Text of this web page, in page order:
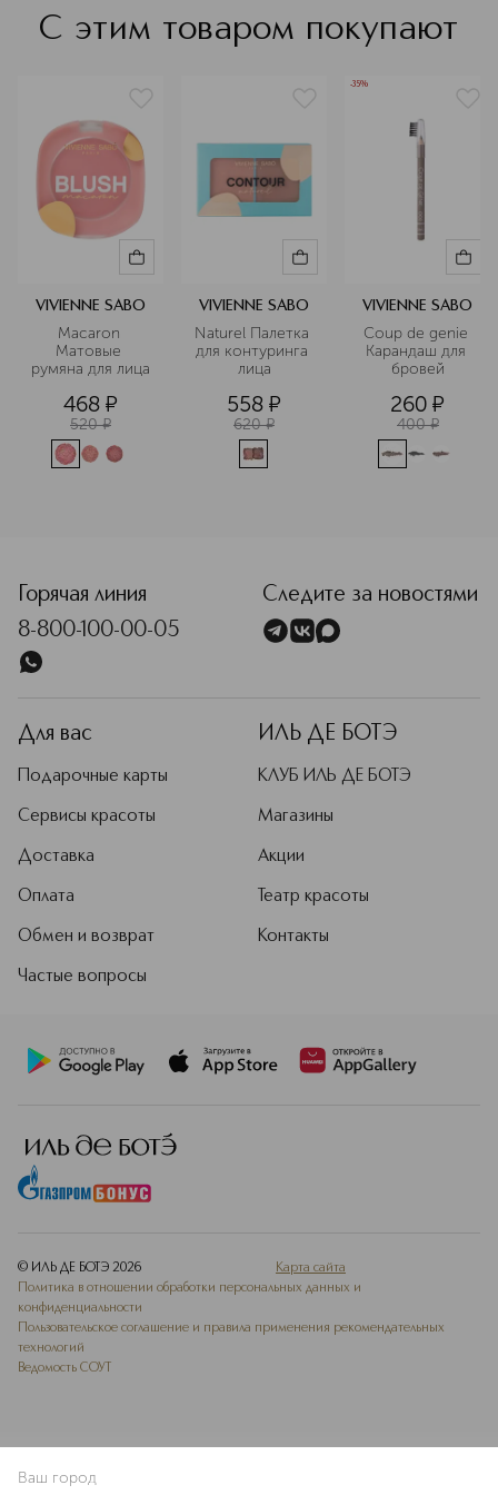
расположение отражает характер
вдохновлённый атмосферой
рождаются идеи новых коллекций,
ведётся работа над дизайном
упаковки и разрабатываются
концепции продуктов. Парижский
офис — это не просто рабочее
пространство, а творческая
лаборатория. Команда бренда
внимательно следит за трендами,
чтобы создавать продукты для
макияжа, которые останутся
актуальными надолго.
Подробнее
С этим товаром покупают
VIVIENNE SABO
Macaron
Матовые
румяна для лица
468 ¤
520 ¤
VIVIENNE SABO
Naturel Палетка
для контуринга
лица
558 ¤
620 ¤
-35%
VIVIENNE SABO
Coup de genie
Карандаш для
бровей
260 ¤
400 ¤
В КОРЗИНУ
Горячая линия
8-800-100-00-05
Следите за новостями
Для вас
Подарочные карты
Сервисы красоты
Доставка
Оплата
Обмен и возврат
Частые вопросы
ИЛЬ ДЕ БОТЭ
КЛУБ ИЛЬ ДЕ БОТЭ
Магазины
Акции
Театр красоты
Контакты
© ИЛЬ ДЕ БОТЭ 2026
Карта сайта
Политика в отношении обработки персональных данных и
конфиденциальности
Пользовательское соглашение и правила применения рекомендательных
технологий
Ведомость СОУТ
Ваш город